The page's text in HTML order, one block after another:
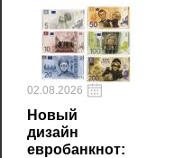
02.08.2026
Новый
дизайн
евробанкнот: